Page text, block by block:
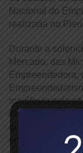
Nacional do
realizada no
Durante a
Mercado, das
Empreendedora,
manifesto pela
destacando a
que a inflação
enquadramento